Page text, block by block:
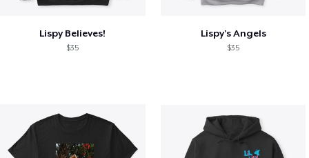
Lispy Believes!
$35
Lispy's Angels
$35